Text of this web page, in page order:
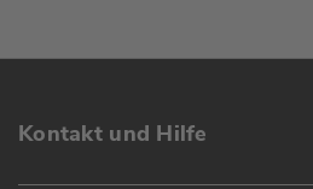
Kontakt und Hilfe